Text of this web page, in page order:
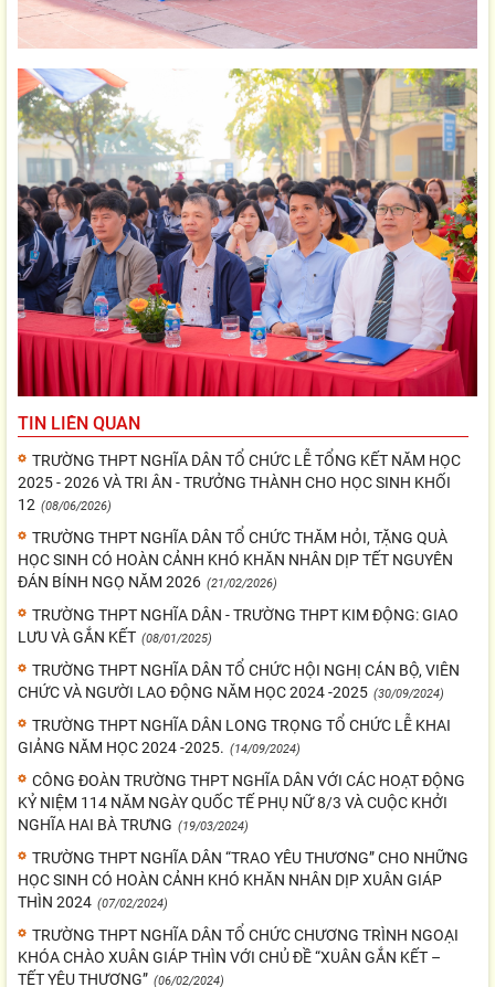
TIN LIÊN QUAN
TRƯỜNG THPT NGHĨA DÂN TỔ CHỨC LỄ TỔNG KẾT NĂM HỌC
2025 - 2026 VÀ TRI ÂN - TRƯỞNG THÀNH CHO HỌC SINH KHỐI
12 (08/06/2026)
TRƯỜNG THPT NGHĨA DÂN TỔ CHỨC THĂM HỎI, TẶNG QUÀ
HỌC SINH CÓ HOÀN CẢNH KHÓ KHĂN NHÂN DỊP TẾT NGUYÊN
ĐÁN BÍNH NGỌ NĂM 2026 (21/02/2026)
TRƯỜNG THPT NGHĨA DÂN - TRƯỜNG THPT KIM ĐỘNG: GIAO
LƯU VÀ GẮN KẾT (08/01/2025)
TRƯỜNG THPT NGHĨA DÂN TỔ CHỨC HỘI NGHỊ CÁN BỘ, VIÊN
CHỨC VÀ NGƯỜI LAO ĐỘNG NĂM HỌC 2024 -2025 (30/09/2024)
TRƯỜNG THPT NGHĨA DÂN LONG TRỌNG TỔ CHỨC LỄ KHAI
GIẢNG NĂM HỌC 2024 -2025. (14/09/2024)
CÔNG ĐOÀN TRƯỜNG THPT NGHĨA DÂN VỚI CÁC HOẠT ĐỘNG
KỶ NIỆM 114 NĂM NGÀY QUỐC TẾ PHỤ NỮ 8/3 VÀ CUỘC KHỞI
NGHĨA HAI BÀ TRƯNG (19/03/2024)
TRƯỜNG THPT NGHĨA DÂN “TRAO YÊU THƯƠNG” CHO NHỮNG
HỌC SINH CÓ HOÀN CẢNH KHÓ KHĂN NHÂN DỊP XUÂN GIÁP
THÌN 2024 (07/02/2024)
TRƯỜNG THPT NGHĨA DÂN TỔ CHỨC CHƯƠNG TRÌNH NGOẠI
KHÓA CHÀO XUÂN GIÁP THÌN VỚI CHỦ ĐỀ “XUÂN GẮN KẾT –
TẾT YÊU THƯƠNG” (06/02/2024)